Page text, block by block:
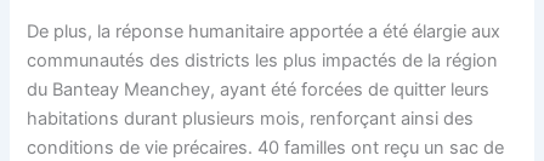
De plus, la réponse humanitaire apportée a été élargie aux
communautés des districts les plus impactés de la région
du Banteay Meanchey, ayant été forcées de quitter leurs
habitations durant plusieurs mois, renforçant ainsi des
conditions de vie précaires. 40 familles ont reçu un sac de